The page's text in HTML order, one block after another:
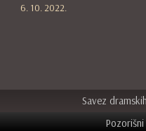
6. 10. 2022.
Savez